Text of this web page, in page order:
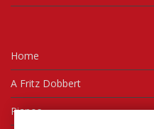
Home
A Fritz Dobbert
Pianos